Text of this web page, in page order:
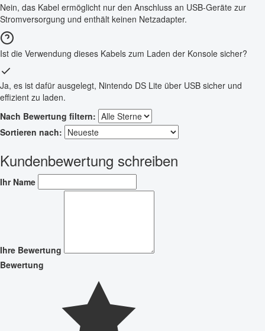
Nein, das Kabel ermöglicht nur den Anschluss an USB-Geräte zur
Stromversorgung und enthält keinen Netzadapter.
Ist die Verwendung dieses Kabels zum Laden der Konsole sicher?
Ja, es ist dafür ausgelegt, Nintendo DS Lite über USB sicher und
effizient zu laden.
Nach Bewertung filtern:
Sortieren nach:
Kundenbewertung schreiben
Ihr Name
Ihre Bewertung
Bewertung